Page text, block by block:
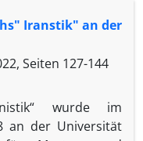
Iranstik" an der
Seiten 127-144
wurde im
an der Universität